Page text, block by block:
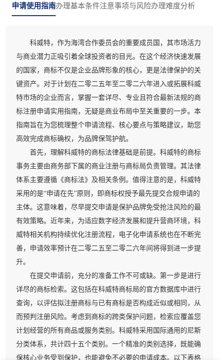
申请使用指南办理基本条件注意事项与风险办理难度分析
科威特，作为海湾合作委员会的重要成员国，其市场活力
与商业潜力正吸引着全球投资者的目光。在这个经济快速发展
的国家，商标不仅是企业品牌形象的核心，更是法律保护的关
键资产。对于计划在二零二五年至二零二六年进入或拓展科威
特市场的企业而言，掌握一套详尽、专业且符合最新法规的商
标注册申请实用指南，无疑是商业布局中至关重要的一步。本
指南旨在为您梳理整个申请流程、核心要点与策略建议，助您
高效完成商标确权，为品牌保驾护航。
首先，理解科威特的商标法律基础是前提。科威特的商标
事务主要由商务部下属的商业注册与商标局负责管理。其法律
体系主要遵循《商标法》及相关条例。值得注意的是，科威特
采用的是“申请在先”原则，即商标权授予最先提交合规申请的
主体。这意味着，尽早提交申请是保护品牌免受抢注风险的最
有效策略。近年来，为适应数字经济发展和提升营商环境，科
威特相关机构持续优化注册流程，电子化申请系统也在不断完
善，申请效率预计在二零二五至二零二六年间将得到进一步提
升。
在提交申请前，充分的准备工作不可或缺。第一步是进行
详尽的商标检索。这包括在科威特商标局的官方数据库中进行
查询，以评估拟注册商标与已有商标是否构成近似或相同，从
而预判注册风险。考虑到商标的跨类保护问题，检索应覆盖您
计划经营的所有商品或服务类别。科威特采用国际通用的尼斯
分类体系，共计四十五个类别。一个精准的类别选择，既能确
保核心业务受到保护，也能避免不必要的申请成本。以下表格